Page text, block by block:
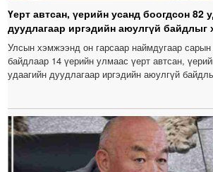
Үерт автсан, үерийн усанд боогдсон 82
дуудлагаар иргэдийн аюулгүй байдлыг
Улсын хэмжээнд он гарсаар наймдугаар
байдлаар 14 үерийн улмаас үерт автсан,
удаагийн дуудлагаар иргэдийн аюулгүй